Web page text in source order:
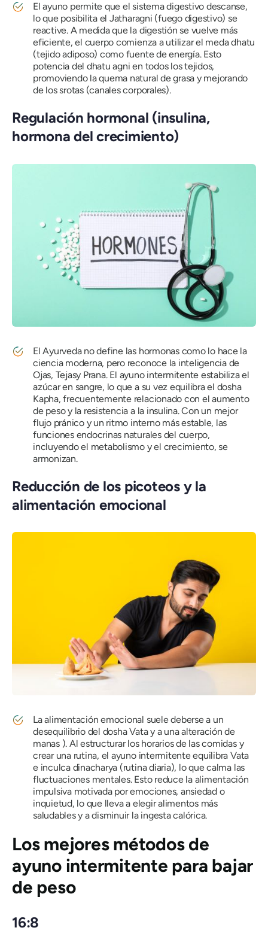
El ayuno permite que el sistema digestivo descanse,
lo que posibilita el Jatharagni (fuego digestivo) se
reactive. A medida que la digestión se vuelve más
eficiente, el cuerpo comienza a utilizarel meda dhatu
(tejido adiposo) como fuente de energía. Esto
potencia del dhatu agni en todos los tejidos,
promoviendo la quema natural de grasa y mejorando
de los srotas(canales corporales).
Regulación hormonal (insulina,
hormona del crecimiento)
El Ayurveda no define las hormonas como lo hace la
ciencia moderna, pero reconoce la inteligencia de
Ojas, Tejasy Prana. El ayuno intermitente estabiliza el
azúcar en sangre, lo que a su vez equilibrael dosha
Kapha, frecuentemente relacionado con el aumento
de peso y la resistencia a la insulina. Con un mejor
flujo pránico y un ritmo interno más estable, las
funciones endocrinas naturales del cuerpo,
incluyendo el metabolismo y el crecimiento, se
armonizan.
Reducción de los picoteos y la
alimentación emocional
La alimentación emocional suele deberse a un
desequilibrio del dosha Vatay a una alteración de
manas). Al estructurar los horarios de las comidas y
crear una rutina, el ayuno intermitente equilibra Vata
e inculca dinacharya (rutina diaria), lo que calma las
fluctuaciones mentales. Esto reduce la alimentación
impulsiva motivada por emociones, ansiedad o
inquietud, lo que lleva a elegir alimentos más
saludables y a disminuir la ingesta calórica.
Los mejores métodos de
ayuno intermitente para bajar
de peso
16:8